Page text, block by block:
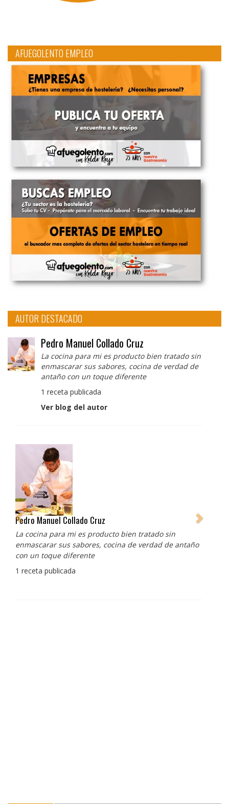
AFUEGOLENTO EMPLEO
AUTOR DESTACADO
Pedro Manuel Collado Cruz
La cocina para mi es producto bien tratado sin
enmascarar sus sabores, cocina de verdad de
antaño con un toque diferente
1 receta publicada
Ver blog del autor
Pedro Manuel Collado Cruz
La cocina para mi es producto bien tratado sin
enmascarar sus sabores, cocina de verdad de antaño
con un toque diferente
1 receta publicada